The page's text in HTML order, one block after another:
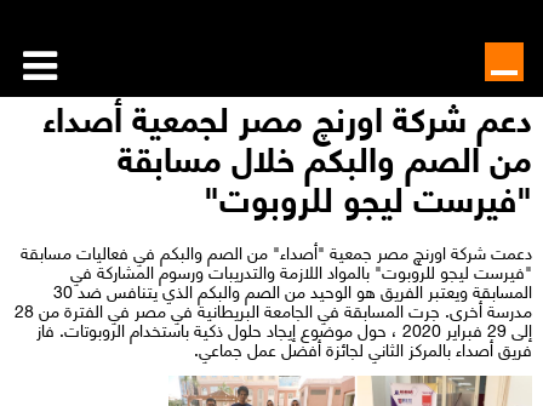
دعم شركة اورنچ مصر لجمعية أصداء
من الصم والبكم خلال مسابقة
"فيرست ليجو للروبوت"
دعمت شركة اورنچ مصر جمعية "أصداء" من الصم والبكم في فعاليات مسابقة
"فيرست ليجو للروبوت" بالمواد اللازمة والتدريبات ورسوم المشاركة في
المسابقة ويعتبر الفريق هو الوحيد من الصم والبكم الذي يتنافس ضد 30
مدرسة أخرى. جرت المسابقة في الجامعة البريطانية في مصر في الفترة من 28
إلى 29 فبراير 2020 ، حول موضوع إيجاد حلول ذكية باستخدام الروبوتات. فاز
فريق أصداء بالمركز الثاني لجائزة أفضل عمل جماعي.